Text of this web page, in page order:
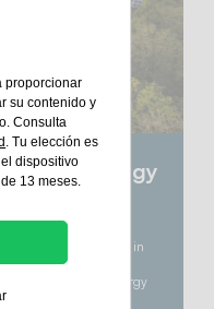
40% Energy
& carbon footprint in
a pioneer in energy
to reduce the energy
proporcionar
su contenido y
Consulta
. Tu elección es
dispositivo
13 meses.